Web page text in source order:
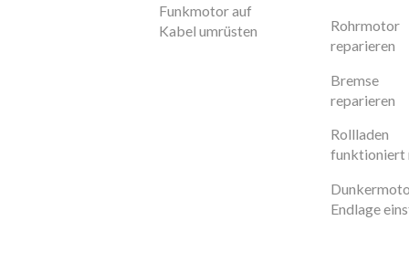
Funkmotor auf
Kabel umrüsten
Rohrmotor
reparieren
Bremse
reparieren
Rollladen
funktioniert
Endlage